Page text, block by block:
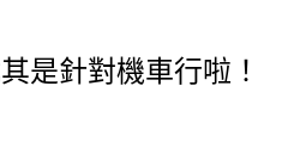
是針對機車行啦！